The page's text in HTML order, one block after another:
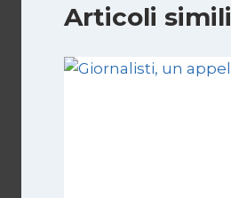
Articoli simili